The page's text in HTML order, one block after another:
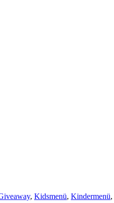
, Kidsmenü, Kindermenü,